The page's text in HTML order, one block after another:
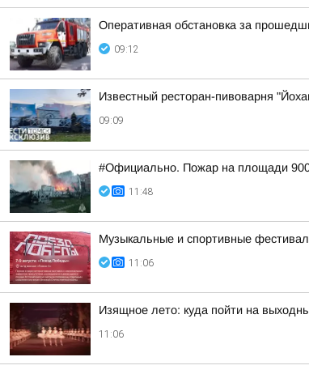
Оперативная обстановка за
09:12
Известный ресторан-пивоварня
09:09
#Официально. Пожар на площади
11:48
Музыкальные и спортивные
11:06
Изящное лето: куда пойти на
11:06